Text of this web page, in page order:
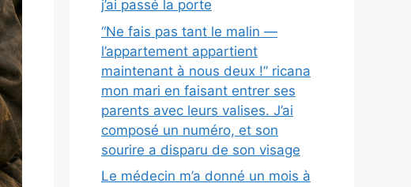
j’ai passé la porte
“Ne fais pas tant le malin —
l’appartement appartient
maintenant à nous deux !” ricana
mon mari en faisant entrer ses
parents avec leurs valises. J’ai
composé un numéro, et son
sourire a disparu de son visage
Le médecin m’a donné un mois à